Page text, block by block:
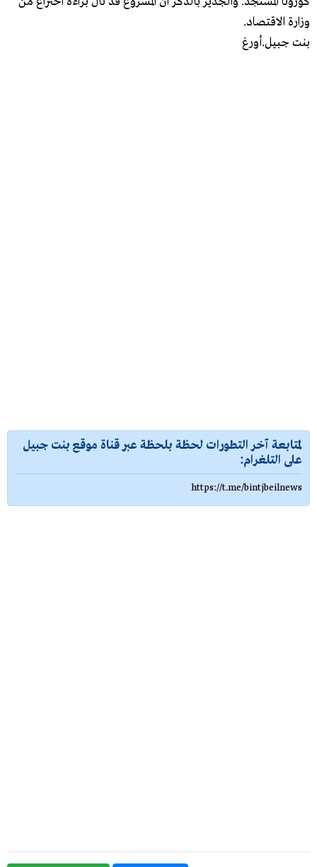
وزارة الاقتصاد.
بنت جبيل.أورغ
لمتابعة آخر التطورات لحظة بلحظة عبر قناة موقع بنت جبيل
على التلغرام:
https://t.me/bintjbeilnews